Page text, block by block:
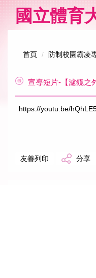
主
國立體育
首頁 防制校園霸凌
宣導短片-【濾鏡之
https://youtu.be/
友善列印 分享